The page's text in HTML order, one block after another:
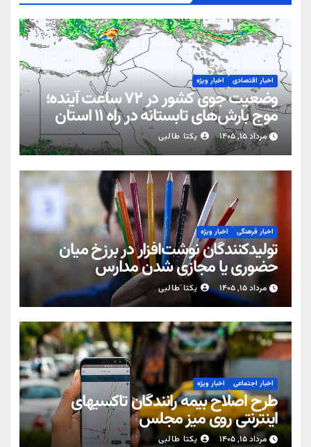
اخبار اقتصادی اخبار ویژه
وضعیت جوی کشور در ۷۲ ساعت آینده؛
موج بارش‌های تابستانه در راه ۱۱ استان
مرداد ۱۵, ۱۴۰۵ یکتا طالبی
اخبار فرهنگی اخبار ویژه
تولیدکنندگان نوشت‌افزار در برزخ میان
حضوری یا مجازی شدن مدارس
مرداد ۱۵, ۱۴۰۵ یکتا طالبی
اخبار اجتماعی اخبار ویژه
طرح اصلاح بیمه رانندگان تاکسیهای
اینترنتی روی میز مجلس
مرداد ۱۵, ۱۴۰۵ یکتا طالبی